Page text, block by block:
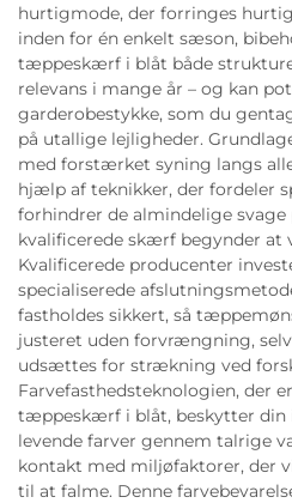
hurtigmode, der forringes
inden for én enkelt sæson,
tæppeskærf i blåt både
relevans i mange år – og kan
garderobestykke, som du
på utallige lejligheder.
med forstærket syning langs
hjælp af teknikker, der fordeler
forhindrer de almindelige
kvalificerede skærf begynder at
Kvalificerede producenter
specialiserede
fastholdes sikkert, så
justeret uden forvrængning,
udsættes for strækning ved
Farvefasthedsteknologien, der
tæppeskærf i blåt, beskytter din
levende farver gennem talrige
kontakt med miljøfaktorer, der
til at falme. Denne